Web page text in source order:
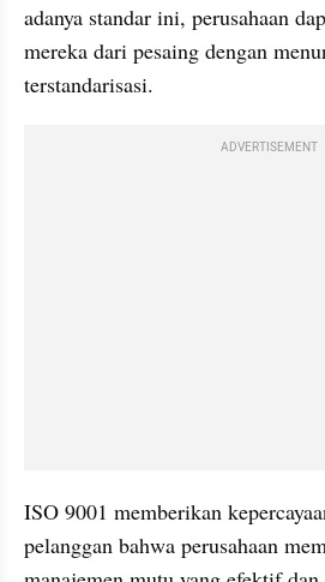
adanya standar ini, perusahaan
mereka dari pesaing dengan
terstandarisasi.
ADVERTISEMENT
ISO 9001 memberikan
pelanggan bahwa perusahaan